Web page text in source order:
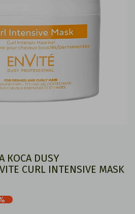
КОСА DUSY
CURL INTENSIVE MASK